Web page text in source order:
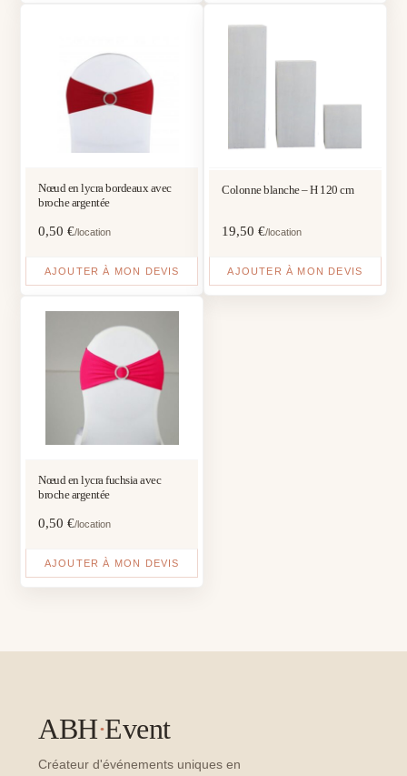
Nœud en lycra bordeaux avec
broche argentée
0,50€/location
AJOUTER À MON DEVIS
Colonne blanche – H 120 cm
19,50 €/location
AJOUTER À MON DEVIS
Nœud en lycra fuchsia avec
broche argentée
0,50€/location
AJOUTER À MON DEVIS
ABH·Event
Créateur d'événements uniques en